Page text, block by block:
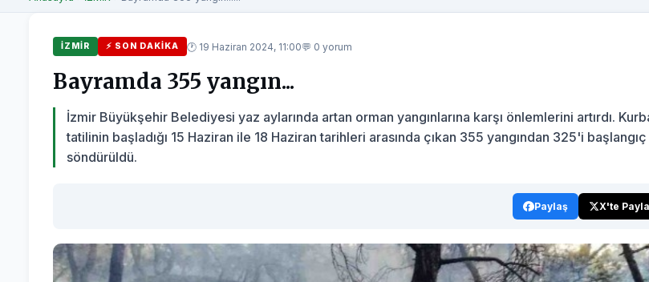
İZMİR ⚡ SON DAKIKA 🕐 19 Haziran 2024, 11:00💬 0 yorum
Bayramda 355 yangın...
İzmir Büyükşehir Belediyesi yaz aylarında artan orman yangınlarına karşı önlemlerini artırdı.
tatilinin başladığı 15 Haziran ile 18 Haziran tarihleri arasında çıkan 355 yangından 325'i
söndürüldü.
Paylaş X'te